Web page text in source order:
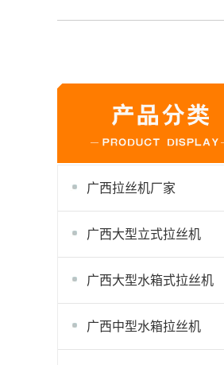
广西拉丝机厂家
广西大型立式拉丝机
广西大型水箱式拉丝机
广西中型水箱拉丝机